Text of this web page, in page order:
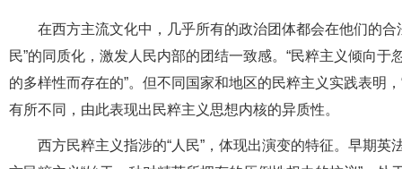
在西方主流文化中，几乎所有的政治团体都会在他们的
民”的同质化，激发人民内部的团结一致感。“民粹主义倾向
的多样性而存在的”。但不同国家和地区的民粹主义实践表明
有所不同，由此表现出民粹主义思想内核的异质性。
西方民粹主义指涉的“人民”，体现出演变的特征。早期